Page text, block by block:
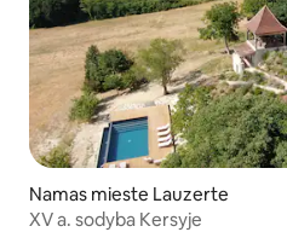
Namas mieste Lauzerte
XV a. sodyba Kersyje